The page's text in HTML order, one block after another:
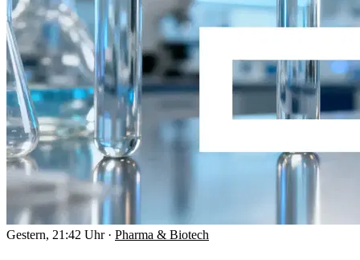
Gestern, 21:42 Uhr · Pharma & Biotech